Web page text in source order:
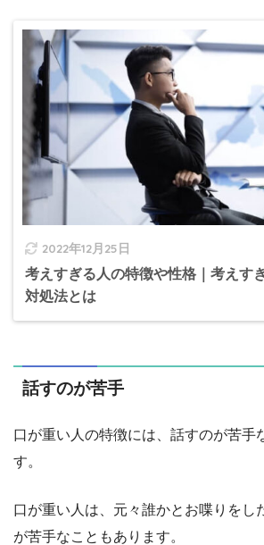
2022年12月25日
考えすぎる人の特徴や性格｜考えす
対処法とは
話すのが苦手
口が重い人の特徴には、話すのが苦手
す。
口が重い人は、元々誰かとお喋りをし
が苦手なこともあります。